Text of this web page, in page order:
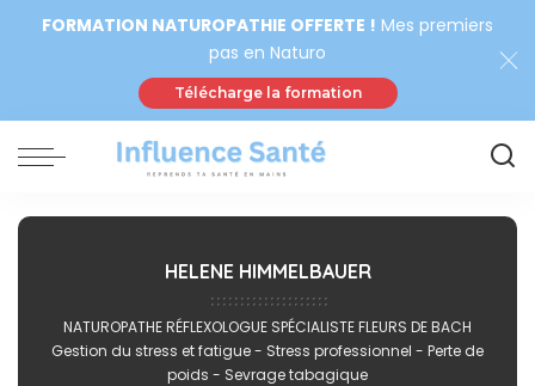
FORMATION NATUROPATHIE OFFERTE ! Mes premiers
pas en Naturo
Télécharge la formation
HELENE HIMMELBAUER
NATUROPATHE RÉFLEXOLOGUE SPÉCIALISTE FLEURS DE BACH
Gestion du stress et fatigue - Stress professionnel - Perte de
poids - Sevrage tabagique